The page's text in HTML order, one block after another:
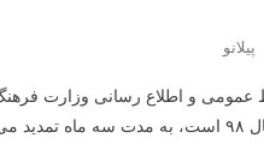
پیلانو
عمومی و اطلاع رسانی وزارت